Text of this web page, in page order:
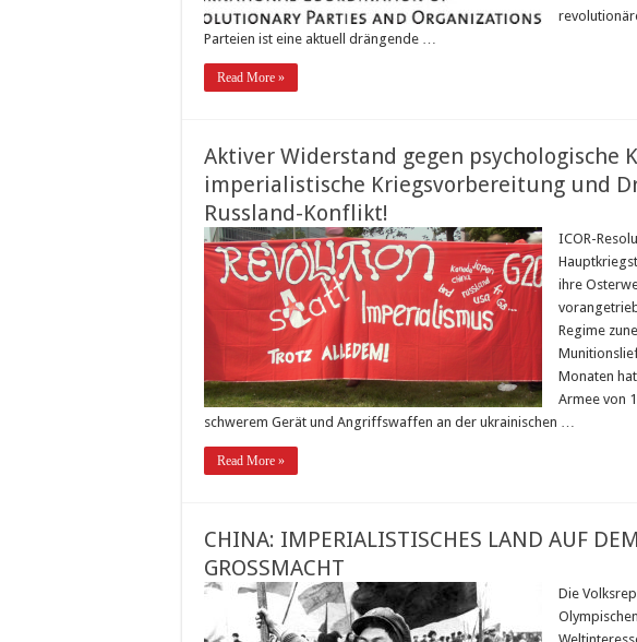
Parteien ist eine aktuell drängende …
Read More »
Aktiver Widerstand gegen psychologische
imperialistische Kriegsvorbereitung und
Russland-Konflikt!
ICOR-
ihre
Regime
Monaten
Armee von
schwerem Gerät und Angriffswaffen an der ukrainischen …
Read More »
CHINA: IMPERIALISTISCHES LAND AUF
GROSSMACHT
Die